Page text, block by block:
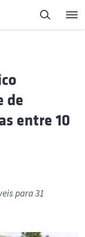
Pesquisa
de
entre 10
para 31